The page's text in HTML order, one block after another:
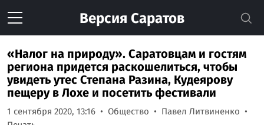
Версия Саратов
«Налог на природу». Саратовцам и гостям
региона придется раскошелиться, чтобы
увидеть утес Степана Разина, Кудеярову
пещеру в Лохе и посетить фестивали
1 сентября 2020, 13:16 Общество
Павел Литвиненко